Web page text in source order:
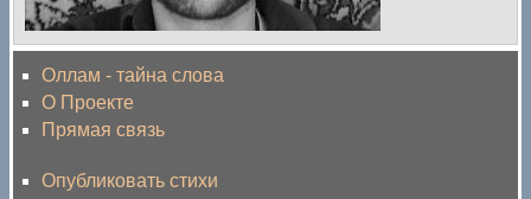
Оллам - тайна слова
О Проекте
Прямая связь
Опубликовать стихи